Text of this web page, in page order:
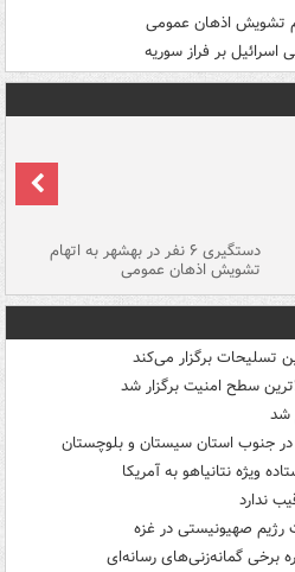
اسرائیل بر فراز سوریه
دستگیری ۶ نفر در بهشهر به اتهام
تشویش اذهان عمومی
تسلیحات برگزار می‌کند
شد
جنوب استان سیستان و بلوچستان
ویژه نتانیاهو به آمریکا
ندارد
برخی گمانه‌زنی‌های رسانه‌ای